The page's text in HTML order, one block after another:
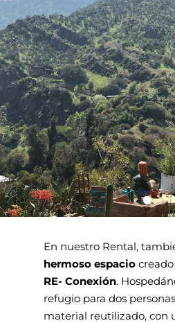
En nuestro Rental,
hermoso espacio
RE- Conexión.
refugio para dos
material reutilizado, con